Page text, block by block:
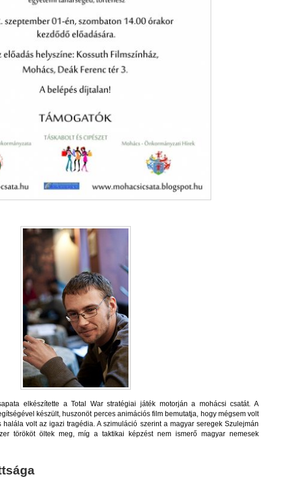
elkészítette a Total War stratégiai játék motorján a mohácsi csatát. A
készült, huszonöt perces animációs film bemutatja, hogy mégsem volt
volt az igazi tragédia. A szimuláció szerint a magyar seregek Szulejmán
törököt öltek meg, míg a taktikai képzést nem ismerő magyar nemesek